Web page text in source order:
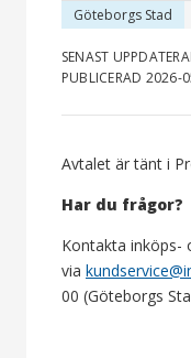
Göteborgs Stad
SENAST
PUBLICERAD 2026-
Avtalet är tänt i
Har du frågor?
Kontakta inköps-
via
00 (Göteborgs